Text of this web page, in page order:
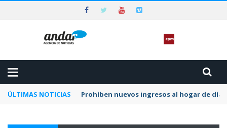
ÚLTIMAS NOTICIAS Prohíben nuevos ingresos al hogar de día